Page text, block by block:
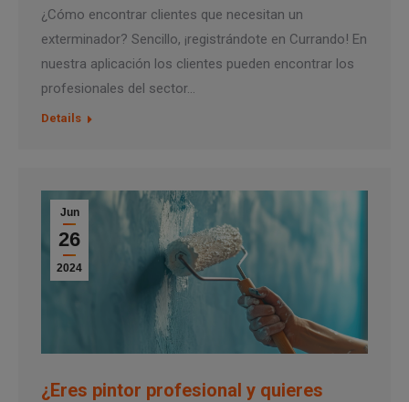
¿Cómo encontrar clientes que necesitan un
exterminador? Sencillo, ¡registrándote en Currando! En
nuestra aplicación los clientes pueden encontrar los
profesionales del sector…
Details
Jun
26
2024
¿Eres pintor profesional y quieres